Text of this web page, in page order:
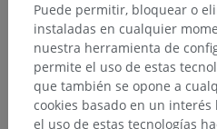
Anatomía
Puede permitir, bloquear o
instaladas en cualquier
nuestra herramienta de
permite el uso de estas
que también se opone a
cookies basado en un
el uso de estas tecnologías